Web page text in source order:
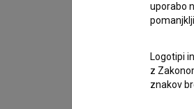
Filmografija
Razširjeni
uporabo
Logotipi
z
znakov